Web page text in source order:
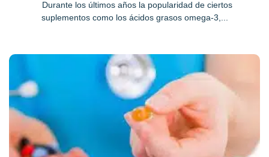
Durante los últimos años la popularidad de ciertos
suplementos como los ácidos grasos omega-3,...